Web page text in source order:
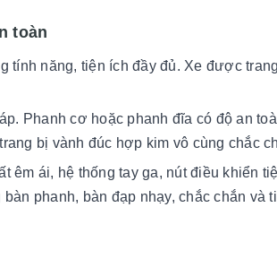
toàn
tính năng, tiện ích đầy đủ. Xe được
Phanh cơ hoặc phanh đĩa có độ an
bị vành đúc hợp kim vô cùng chắc
êm ái, hệ thống tay ga, nút điều khiển
phanh, bàn đạp nhạy, chắc chắn và